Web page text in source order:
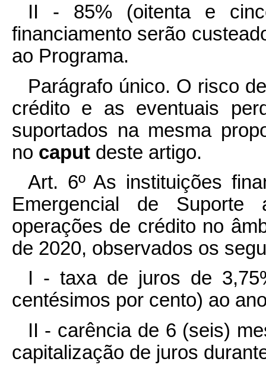
II - 85% (oitenta e
financiamento serão
ao Programa.
Parágrafo único. O risco
crédito e as eventuais
suportados na mesma
no caput deste artigo.
Art. 6º As instituições
Emergencial de Suporte
operações de crédito no
de 2020, observados os
I - taxa de juros de
centésimos por cento) ao
II - carência de 6 (seis)
capitalização de juros